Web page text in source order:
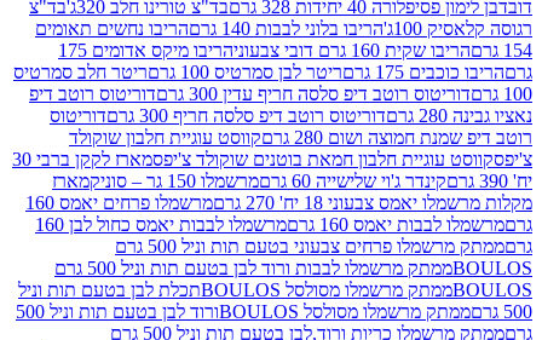
40 יחידות 328 גרם
בד"צ טורינו חלב 320ג'
בד"צ
הריבו בלוני לבבות 140 גרם
הריבו נחשים תאומים
160 גרם דובי צבעוני
הריבו מיקס אדומים 175
175 גרם
ריטר לבן סמרטיס 100 גרם
ריטר חלב סמרטיס
רוטב דיפ סלסה חריף עדין 300 גרם
דוריטוס רוטב דיפ
דוריטוס רוטב דיפ סלסה חריף 300 גרם
דוריטוס
חמוצה ושום 280 גרם
קווסט עוגיית חלבון שוקולד
עוגיית חלבון חמאת בוטנים שוקולד צ'יפס
מארז לקקן ברבי 30
קינדר ג'וי שלישייה 60 גרם
מרשמלו 150 גר – סוניק
מארז
צבעוני 18 יח' 270 גרם
מרשמלו פרחים יאמס 160
יאמס 160 גרם
מרשמלו לבבות יאמס כחול לבן 160
ממתק מרשמלו פרחים צבעוני בטעם תות וניל 500 גרם
ממתק מרשמלו לבבות ורוד לבן בטעם תות וניל 500 גרם
ממתק מרשמלו מסולסל BOULOSתכלת לבן בטעם תות וניל
ממתק מרשמלו מסולסל BOULOSורוד לבן בטעם תות וניל 500
ממתק מרשמלו כריות ורוד,לבן בטעם תות וניל 500 גרם